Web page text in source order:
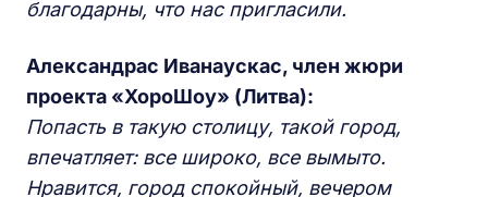
благодарны, что нас пригласили.
Александрас Иванаускас, член жюри
проекта «ХороШоу» (Литва):
Попасть в такую столицу, такой город,
впечатляет: все широко, все вымыто.
Нравится, город спокойный, вечером